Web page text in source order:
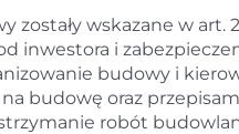
zostały wskazane w art.
inwestora i
budowy i
budowę oraz
robót